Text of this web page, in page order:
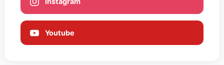
Youtube